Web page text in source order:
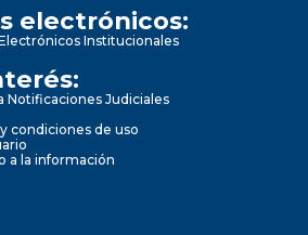
electrónicos:
Institucionales
Notificaciones Judiciales
condiciones de uso
a la información